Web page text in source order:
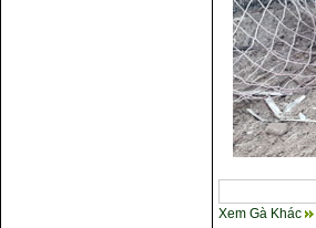
Xem Gà Khác